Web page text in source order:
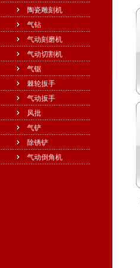
陶瓷雕刻机
气钻
气动刻磨机
气动切割机
气锯
棘轮扳手
气动扳手
风批
气铲
除锈铲
气动倒角机